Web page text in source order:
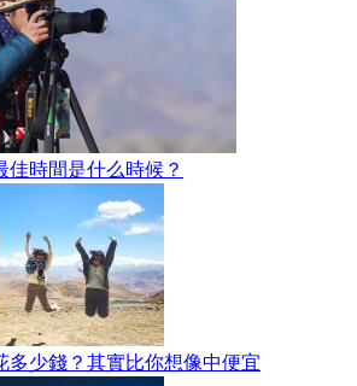
佳時間是什么時候？
多少錢？其實比你想像中便宜